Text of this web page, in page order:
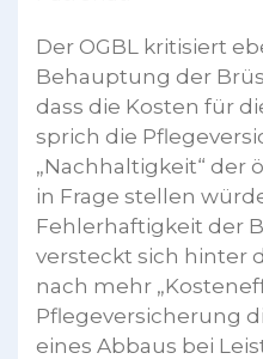
Der OGBL kritisiert
Behauptung der
dass die Kosten für
sprich die
„Nachhaltigkeit“ der
in Frage stellen
Fehlerhaftigkeit der
versteckt sich hinter
nach mehr
Pflegeversicherung
eines Abbaus bei